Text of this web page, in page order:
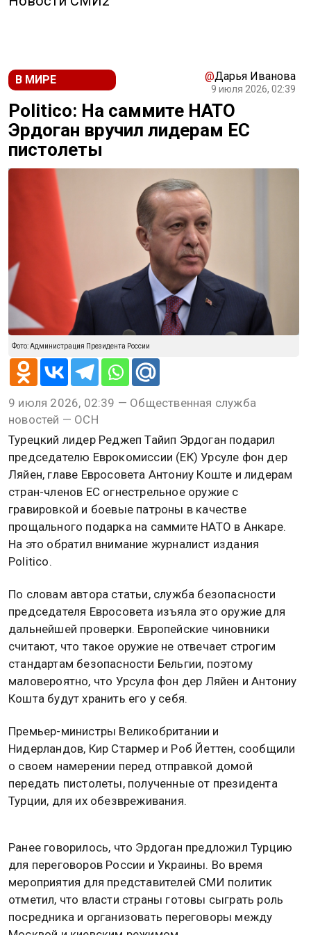
В МИРЕ @Дарья Иванова
9 июля 2026, 02:39
Politico: На саммите НАТО
Эрдоган вручил лидерам ЕС
пистолеты
Фото: Администрация Президента России
9 июля 2026, 02:39 — Общественная служба
новостей — ОСН
Турецкий лидер Реджеп Тайип Эрдоган подарил
председателю Еврокомиссии (ЕК) Урсуле фон дер
Ляйен, главе Евросовета Антониу Коште и лидерам
стран-членов ЕС огнестрельное оружие с
гравировкой и боевые патроны в качестве
прощального подарка на саммите НАТО в Анкаре.
На это обратил внимание журналист издания
Politico.
По словам автора статьи, служба безопасности
председателя Евросовета изъяла это оружие для
дальнейшей проверки. Европейские чиновники
считают, что такое оружие не отвечает строгим
стандартам безопасности Бельгии, поэтому
маловероятно, что Урсула фон дер Ляйен и Антониу
Кошта будут хранить его у себя.
Премьер-министры Великобритании и
Нидерландов, Кир Стармер и Роб Йеттен, сообщили
о своем намерении перед отправкой домой
передать пистолеты, полученные от президента
Турции, для их обезвреживания.
Ранее говорилось, что Эрдоган предложил Турцию
для переговоров России и Украины. Во время
мероприятия для представителей СМИ политик
отметил, что власти страны готовы сыграть роль
посредника и организовать переговоры между